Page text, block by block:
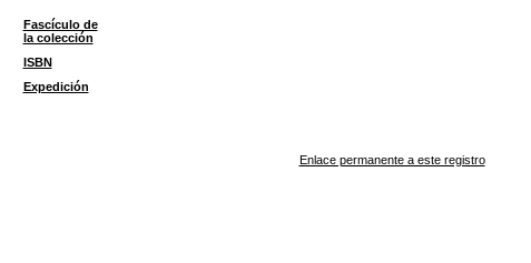
Fascículo de
la colección
ISBN
Expedición
Enlace permanente a este registro